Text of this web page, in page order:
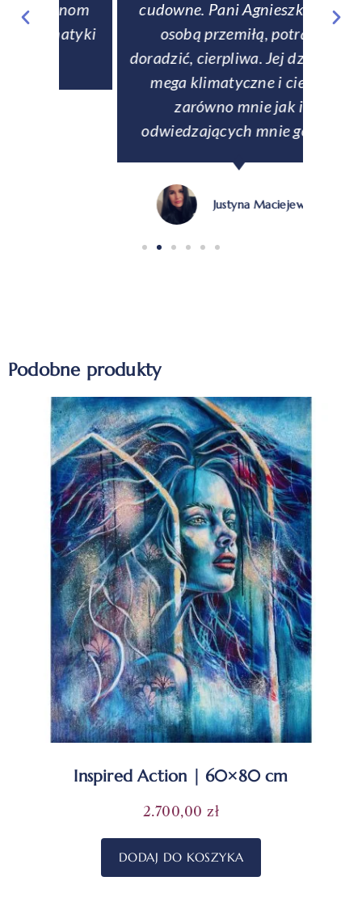
cudowne. Pani Agnieszka jest
osobą przemiłą, potrafi
doradzić, cierpliwa. Jej dzieła są
mega klimatyczne i cieszą
zarówno mnie jak i
odwiedzających mnie gości."
Justyna Maciejewska
Podobne produkty
Inspired Action | 60×80 cm
2.700,00zł
DODAJ DO KOSZYKA